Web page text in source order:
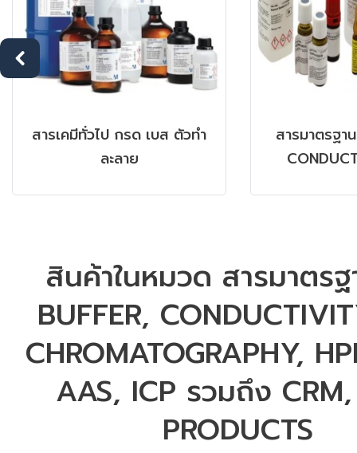
สารเคมีทั่วไป กรด เบส ตัวทำ
ละลาย
สารมาตรฐา
สินค้าในหมวด สารมาตร
BUFFER,
CHROMATOGRAPHY,
AAS, ICP รวมถึง
PRODUCTS